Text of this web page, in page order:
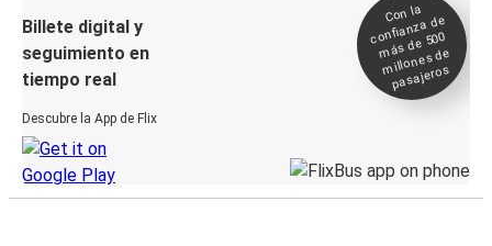
Billete digital y
seguimiento en
tiempo real
Descubre la App de Flix
Con la
confianza de
más de 500
millones de
pasajeros